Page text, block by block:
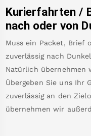
Kurierfahrten /
nach oder von
Muss ein Packet, Brief
zuverlässig nach
Natürlich
Übergeben Sie uns Ihr
zuverlässig an den
übernehmen wir